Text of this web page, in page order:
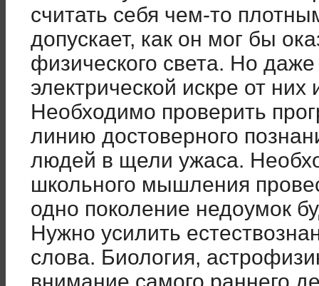
считать себя чем-то
допускает, как он мог бы
физического света. Но
электрической искре от
Необходимо проверить
линию достоверного
людей в щели ужаса.
школьного мышления
одно поколение недоумок
Нужно усилить
слова. Биология,